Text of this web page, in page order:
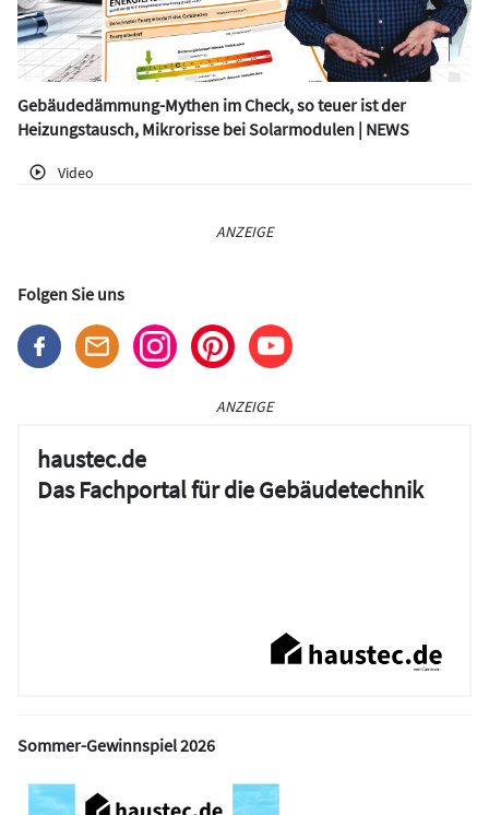
Gebäudedämmung-Mythen im Check, so teuer ist der
Heizungstausch, Mikrorisse bei Solarmodulen | NEWS
Video
ANZEIGE
Folgen Sie uns
ANZEIGE
haustec.de
Das Fachportal für die Gebäudetechnik
Sommer-Gewinnspiel 2026